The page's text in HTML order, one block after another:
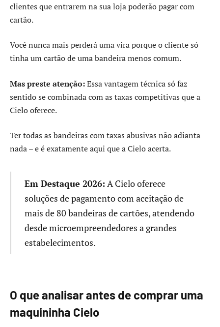
clientes que entrarem na sua loja poderão pagar com
cartão.
Você nunca mais perderá uma vira porque o cliente só
tinha um cartão de uma bandeira menos comum.
Mas preste atenção:Essa vantagem técnica só faz
sentido se combinada com as taxas competitivas que a
Cielo oferece.
Ter todas as bandeiras com taxas abusivas não adianta
nada – e é exatamente aqui que a Cielo acerta.
Em Destaque 2026: A Cielo oferece
soluções de pagamento com aceitação de
mais de 80 bandeiras de cartões, atendendo
desde microempreendedores a grandes
estabelecimentos.
O que analisar antes de comprar uma
maquininha Cielo